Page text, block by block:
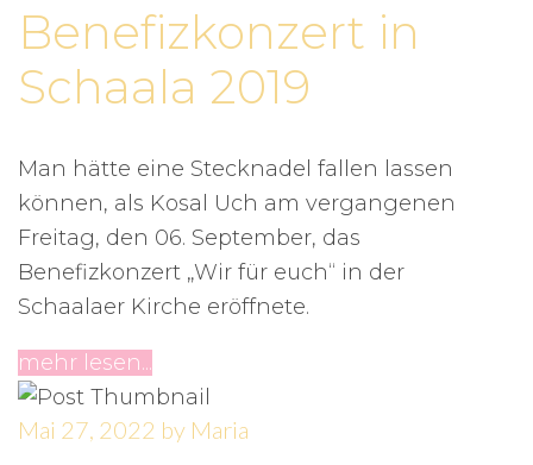
Benefizkonzert in
Schaala 2019
Man hätte eine Stecknadel fallen lassen
können, als Kosal Uch am vergangenen
Freitag, den 06. September, das
Benefizkonzert „Wir für euch“ in der
Schaalaer Kirche eröffnete.
mehr lesen...
Mai 27, 2022 by Maria